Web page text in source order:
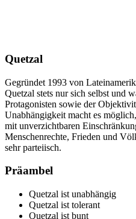
Quetzal
Gegründet 1993 von
Quetzal stets nur sich selbst und
Protagonisten sowie der
Unabhängigkeit macht es
mit unverzichtbaren
Menschenrechte, Frieden und
sehr parteiisch.
Präambel
Quetzal ist unabhängig
Quetzal ist tolerant
Quetzal ist bunt